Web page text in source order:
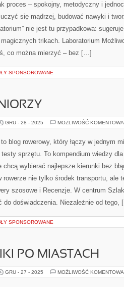
proces – spokojny, metodyczny i
się mądrzej, budować nawyki i
nie jest tu przypadkowa:
trikach. Laboratorium
co można mierzyć – bez […]
SPONSOROWANE
GRU - 28 - 2025 MOŻLIWOŚĆ
blog rowerowy, który łączy w jednym
sprzętu. To kompendium wiedzy
chcą wybierać najlepsze kierunki bez
nie tylko środek transportu, ale
szosowe i Recenzje. W centrum
do doświadczenia. Niezależnie od
SPONSOROWANE
PO MIASTACH
GRU - 27 - 2025 MOŻLIWOŚĆ